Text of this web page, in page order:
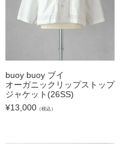
buoy buoy ブイ
オーガニックリップストップ
ジャケット(26SS)
¥13,000 （税込）